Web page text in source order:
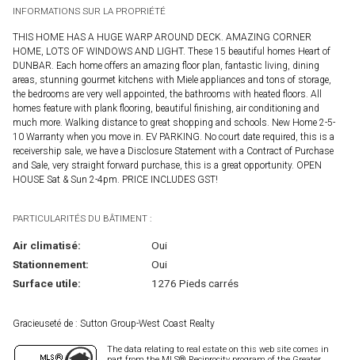
INFORMATIONS SUR LA PROPRIÉTÉ
THIS HOME HAS A HUGE WARP AROUND DECK. AMAZING CORNER
HOME, LOTS OF WINDOWS AND LIGHT. These 15 beautiful homes Heart of
DUNBAR. Each home offers an amazing floor plan, fantastic living, dining
areas, stunning gourmet kitchens with Miele appliances and tons of storage,
the bedrooms are very well appointed, the bathrooms with heated floors. All
homes feature with plank flooring, beautiful finishing, air conditioning and
much more. Walking distance to great shopping and schools. New Home 2-5-
10 Warranty when you move in. EV PARKING. No court date required, this is a
receivership sale, we have a Disclosure Statement with a Contract of Purchase
and Sale, very straight forward purchase, this is a great opportunity. OPEN
HOUSE Sat & Sun 2-4pm. PRICE INCLUDES GST!
PARTICULARITÉS DU BÂTIMENT :
Air climatisé:
Oui
Stationnement:
Oui
Surface utile:
1276 Pieds carrés
Gracieuseté de : Sutton Group-West Coast Realty
The data relating to real estate on this web site comes in